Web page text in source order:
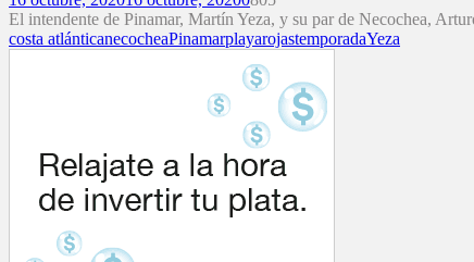
El intendente de Pinamar, Martín Yeza, y su par de Necochea,
costa atlánticanecocheaPinamarplayarojastemporadaYeza